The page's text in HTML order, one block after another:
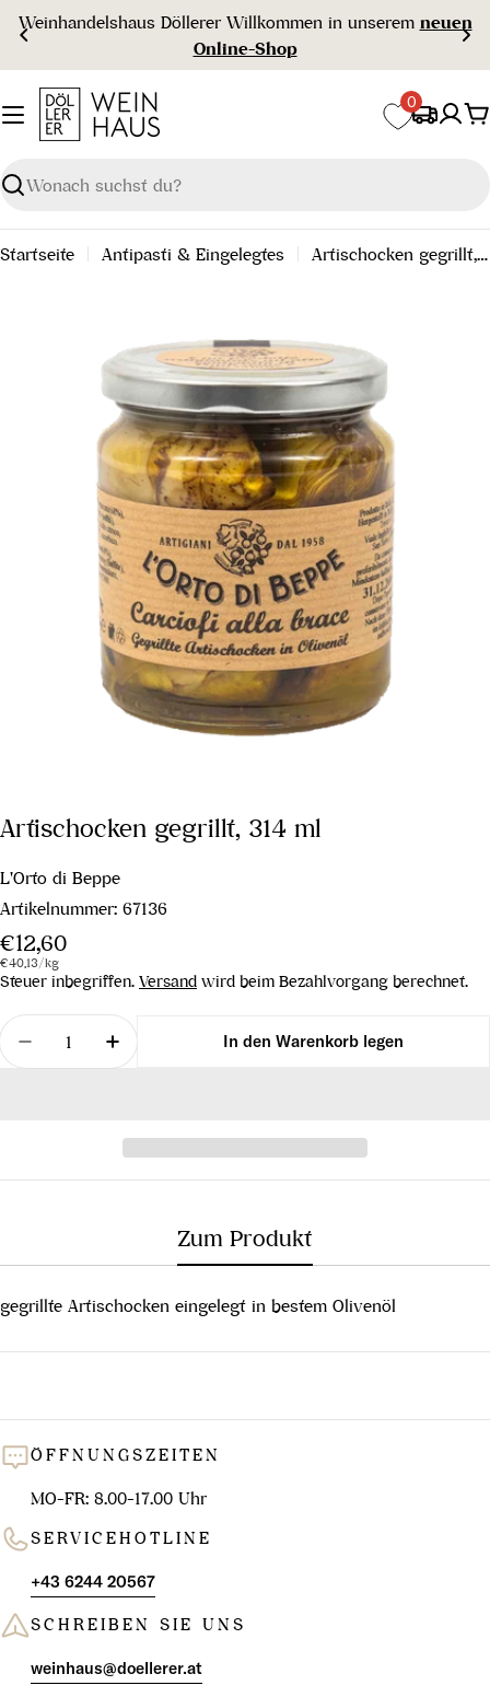
Zum
Inhalt
springen
Weinhandelshaus Döllerer Willkommen in unserem neuen
Online-Shop
Suchen
0
Startseite Antipasti & Eingelegtes Artischocken gegrillt, 314 ml
Artischocken gegrillt, 314 ml
L'Orto di Beppe
Artikelnummer: 67136
Regulärer
Preis
€12,60
Stückpreis
€40,13/pro
kg
Steuer inbegriffen. Versand wird beim Bezahlvorgang berechnet.
Menge
Menge für Artischocken gegrillt, 314 ml verringern
Menge für Artischocken gegrillt, 314 ml
In den Warenkorb legen
Zum Produkt
gegrillte Artischocken eingelegt in bestem Olivenöl
ÖFFNUNGSZEITEN
MO-FR: 8.00-17.00 Uhr
SERVICEHOTLINE
+43 6244 20567
SCHREIBEN SIE UNS
weinhaus@doellerer.at